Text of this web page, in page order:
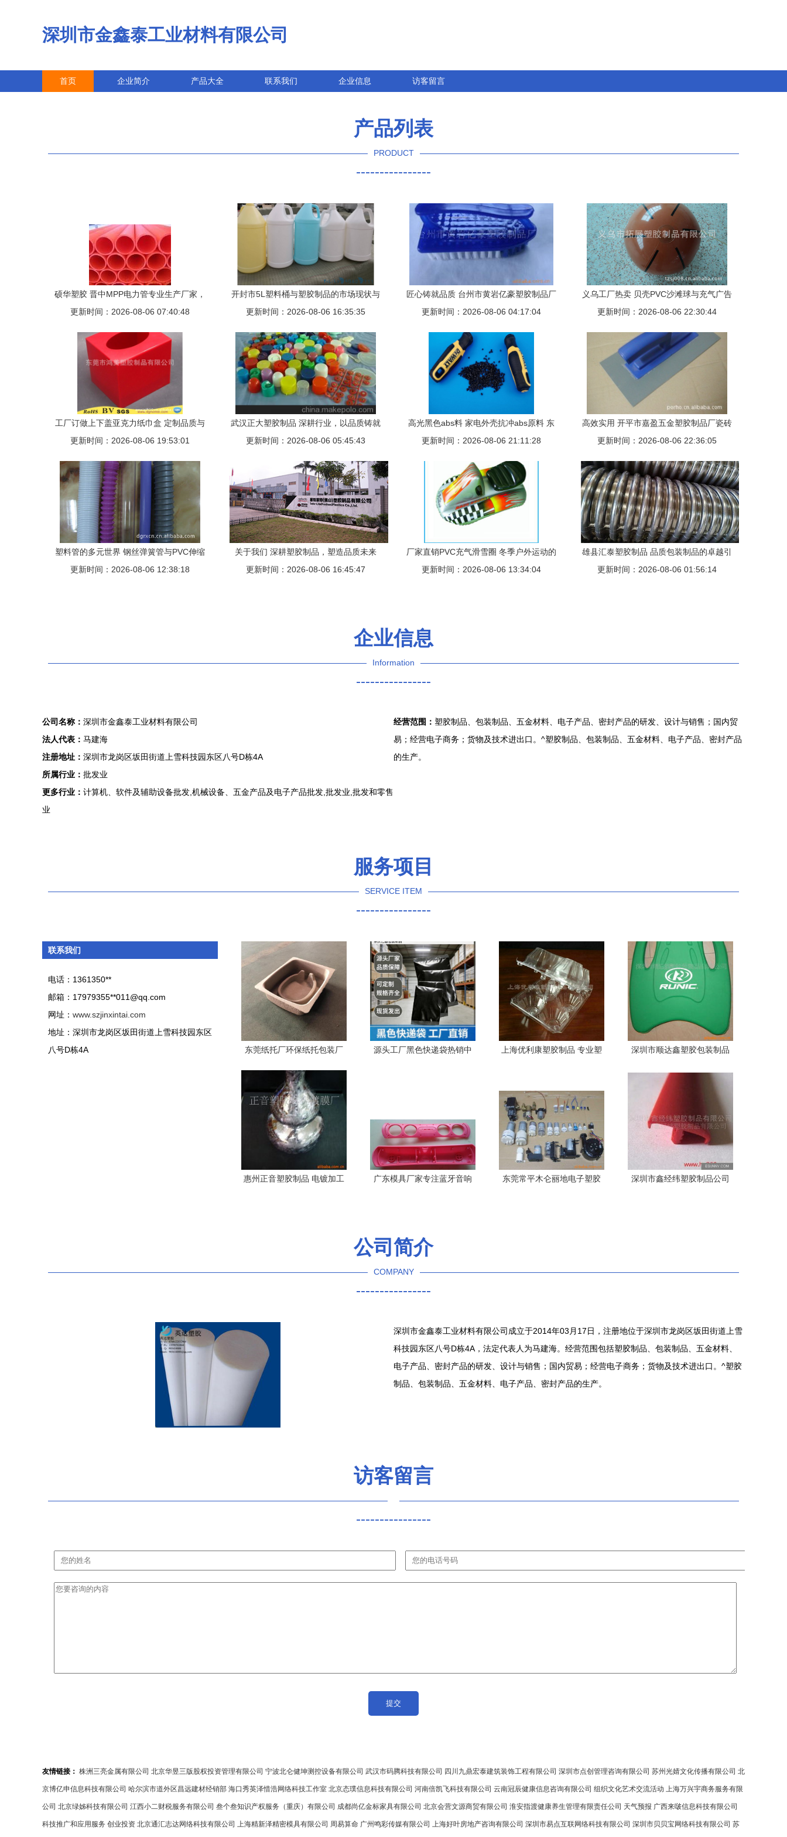
深圳市金鑫泰工业材料有限公司
首页 企业简介 产品大全 联系我们 企业信息 访客留言
产品列表
PRODUCT
----------------
硕华塑胶 晋中MPP电力管专业生产厂家，
品质保障安全高效
更新时间：2026-08-06 07:40:48
开封市5L塑料桶与塑胶制品的市场现状与
发展趋势
更新时间：2026-08-06 16:35:35
匠心铸就品质 台州市黄岩亿豪塑胶制品厂
塑胶制品探访
更新时间：2026-08-06 04:17:04
义乌工厂热卖 贝壳PVC沙滩球与充气广告
球的商业价值与定制优势
更新时间：2026-08-06 22:30:44
工厂订做上下盖亚克力纸巾盒 定制品质与
设计之美
更新时间：2026-08-06 19:53:01
武汉正大塑胶制品 深耕行业，以品质铸就
企业优势
更新时间：2026-08-06 05:45:43
高光黑色abs料 家电外壳抗冲abs原料 东
晟塑胶制品一手货源
更新时间：2026-08-06 21:11:28
高效实用 开平市嘉盈五金塑胶制品厂瓷砖
胶/硅藻泥刮板解析
更新时间：2026-08-06 22:36:05
塑料管的多元世界 钢丝弹簧管与PVC伸缩
管的独特优势
更新时间：2026-08-06 12:38:18
关于我们 深耕塑胶制品，塑造品质未来
更新时间：2026-08-06 16:45:47
厂家直销PVC充气滑雪圈 冬季户外运动的
灵动之选
更新时间：2026-08-06 13:34:04
雄县汇泰塑胶制品 品质包装制品的卓越引
领者
更新时间：2026-08-06 01:56:14
企业信息
Information
----------------
公司名称： 深圳市金鑫泰工业材料有限公司
法人代表： 马建海
注册地址： 深圳市龙岗区坂田街道上雪科技园东区八号D栋4A
所属行业： 批发业
更多行业： 计算机、软件及辅助设备批发,机械设备、五金产品及电子产品批发,批发业,批发和零售
业
经营范围： 塑胶制品、包装制品、五金材料、电子产品、密封产品的研发、设计与销售；国内贸
易；经营电子商务；货物及技术进出口。^塑胶制品、包装制品、五金材料、电子产品、密封产品
的生产。
服务项目
SERVICE ITEM
----------------
联系我们
电话：1361350**
邮箱：17979355**011@qq.com
网址： www.szjinxintai.com
地址：深圳市龙岗区坂田街道上雪科技园东区
八号D栋4A
东莞纸托厂环保纸托包装厂
品
源头工厂黑色快递袋热销中
上海优利康塑胶制品 专业塑
深圳市顺达鑫塑胶包装制品
惠州正音塑胶制品 电镀加工
广东模具厂家专注蓝牙音响
东莞常平木仑丽地电子塑胶
深圳市鑫经纬塑胶制品公司
公司简介
COMPANY
----------------
深圳市金鑫泰工业材料有限公司成立于2014年03月17日，注册地位于深圳市龙岗区坂田街道上雪
科技园东区八号D栋4A，法定代表人为马建海。经营范围包括塑胶制品、包装制品、五金材料、
电子产品、密封产品的研发、设计与销售；国内贸易；经营电子商务；货物及技术进出口。^塑胶
制品、包装制品、五金材料、电子产品、密封产品的生产。
访客留言
----------------
友情链接： 株洲三亮金属有限公司 北京华昱三版股权投资管理有限公司 宁波北仑健坤测控设备有限公司 武汉市码腾科技有限公司 四川九鼎宏泰建筑装饰工程有限公司 深圳市点创管理咨询有限公司 苏州光婧文化传播有限公司 北
京博亿申信息科技有限公司 哈尔滨市道外区昌远建材经销部 海口秀英泽惜浩网络科技工作室 北京态璞信息科技有限公司 河南倍凯飞科技有限公司 云南冠辰健康信息咨询有限公司 组织文化艺术交流活动 上海万兴宇商务服务有限
公司 北京绿姊科技有限公司 江西小二财税服务有限公司 叁个叁知识产权服务（重庆）有限公司 成都尚亿金标家具有限公司 北京会营文源商贸有限公司 淮安指渡健康养生管理有限责任公司 天气预报 广西来啵信息科技有限公司
科技推广和应用服务 创业投资 北京通汇志达网络科技有限公司 上海精新泽精密模具有限公司 周易算命 广州鸣彩传媒有限公司 上海好叶房地产咨询有限公司 深圳市易点互联网络科技有限公司 深圳市贝贝宝网络科技有限公司 苏